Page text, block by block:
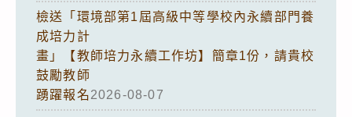
檢送「環境部第1屆高級中等學校內永續部門養
成培力計
畫」【教師培力永續工作坊】簡章1份，請貴校
鼓勵教師
踴躍報名2026-08-07